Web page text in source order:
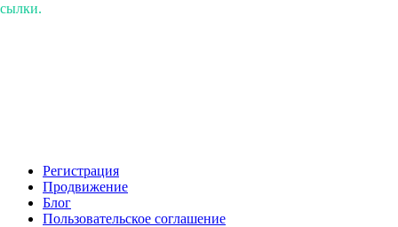
Регистрация
Продвижение
Блог
Пользовательское соглашение